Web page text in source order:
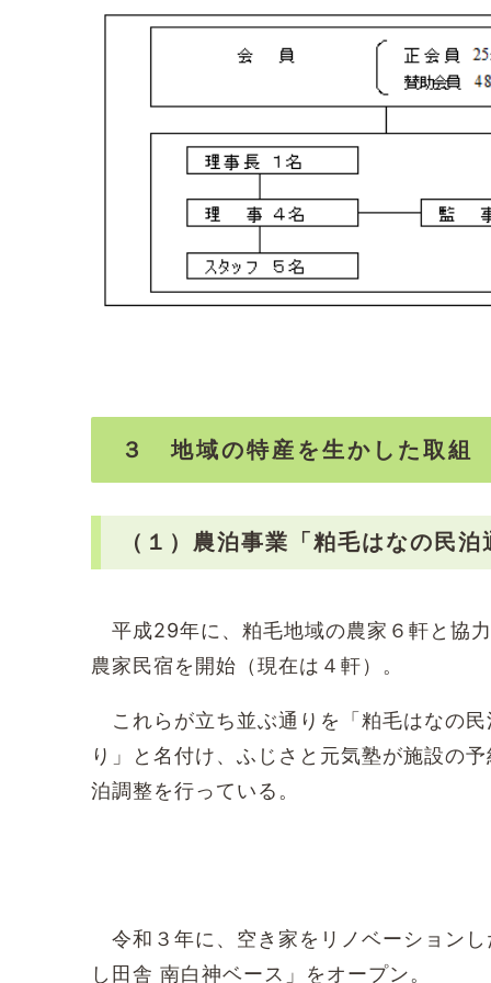
３ 地域の特産を生かした取組
（１）農泊事業「粕毛はなの民泊
平成29年に、粕毛地域の農家６軒と協
農家民宿を開始（現在は４軒）。
これらが立ち並ぶ通りを「粕毛はなの民
り」と名付け、ふじさと元気塾が施設の
泊調整を行っている。
令和３年に、空き家をリノベーションし
し田舎 南白神ベース」をオープン。